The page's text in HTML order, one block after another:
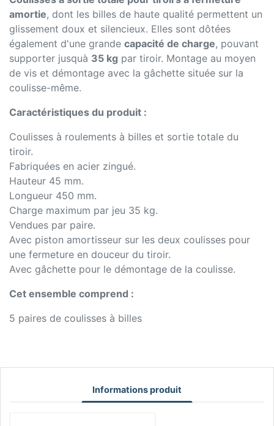
amortie, dont les billes de haute qualité permettent un
glissement doux et silencieux. Elles sont dôtées
également d'une grande capacité de charge, pouvant
supporter jusquà 35 kg par tiroir. Montage au moyen
de vis et démontage avec la gâchette située sur la
coulisse-même.
Caractéristiques du produit :
Coulisses à roulements à billes et sortie totale du
tiroir.
Fabriquées en acier zingué.
Hauteur 45 mm.
Longueur 450 mm.
Charge maximum par jeu 35 kg.
Vendues par paire.
Avec piston amortisseur sur les deux coulisses pour
une fermeture en douceur du tiroir.
Avec gâchette pour le démontage de la coulisse.
Cet ensemble comprend :
5 paires de coulisses à billes
Informations produit